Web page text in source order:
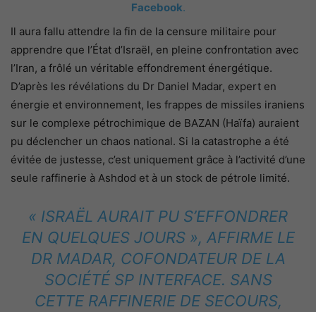
Facebook.
Il aura fallu attendre la fin de la censure militaire pour
apprendre que l’État d’Israël, en pleine confrontation avec
l’Iran, a frôlé un véritable effondrement énergétique.
D’après les révélations du Dr Daniel Madar, expert en
énergie et environnement, les frappes de missiles iraniens
sur le complexe pétrochimique de BAZAN (Haïfa) auraient
pu déclencher un chaos national. Si la catastrophe a été
évitée de justesse, c’est uniquement grâce à l’activité d’une
seule raffinerie à Ashdod et à un stock de pétrole limité.
« ISRAËL AURAIT PU S’EFFONDRER
EN QUELQUES JOURS », AFFIRME LE
DR MADAR, COFONDATEUR DE LA
SOCIÉTÉ SP INTERFACE. SANS
CETTE RAFFINERIE DE SECOURS,